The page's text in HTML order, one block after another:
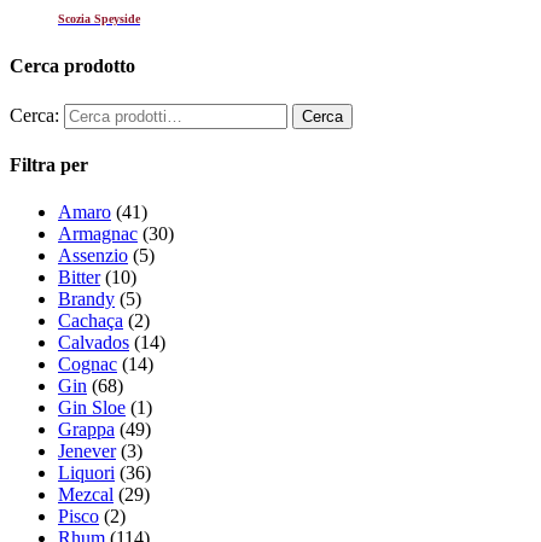
Scozia Speyside
Cerca prodotto
Cerca:
Filtra per
Amaro (41)
Armagnac (30)
Assenzio (5)
Bitter (10)
Brandy (5)
Cachaça (2)
Calvados (14)
Cognac (14)
Gin (68)
Gin Sloe (1)
Grappa (49)
Jenever (3)
Liquori (36)
Mezcal (29)
Pisco (2)